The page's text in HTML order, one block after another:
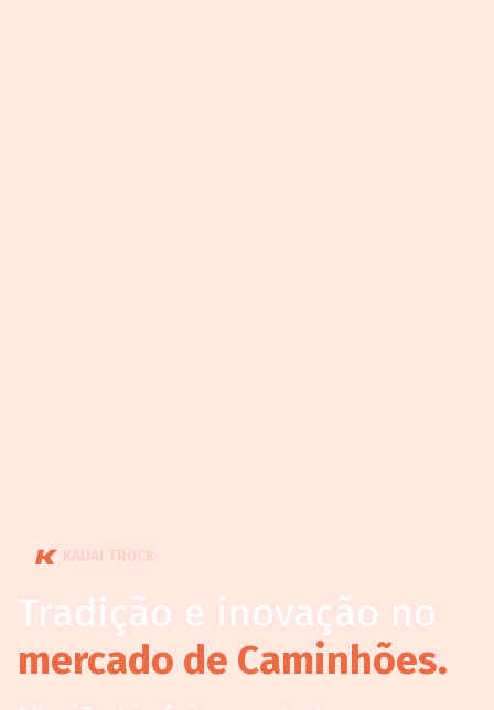
KAUAI TRUCK
Tradição e inovação no
mercado de Caminhões.